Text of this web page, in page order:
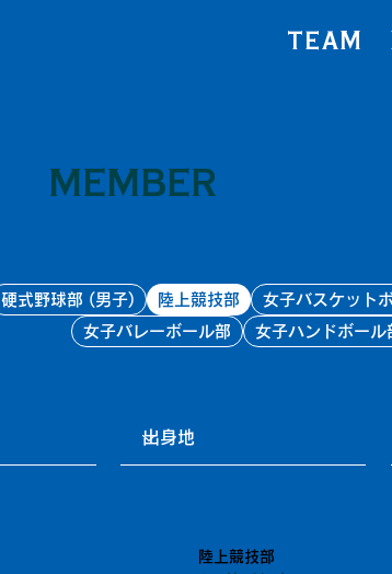
TEAM
MEMBER
硬式野球部 (男子) 陸上競技部 女子バスケット
女子バレーボール部
女子ハンドボール
陸上競技部